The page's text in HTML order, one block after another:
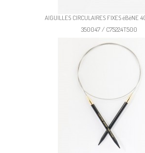
AIGUILLES CIRCULAIRES FIXES éBèNE
350047 / C75224T500